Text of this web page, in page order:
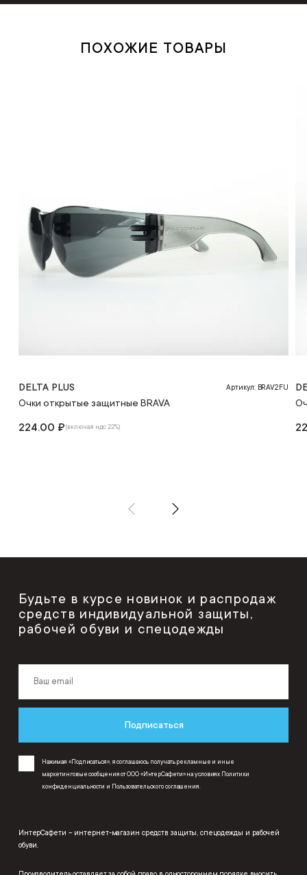
ПОХОЖИЕ ТОВАРЫ
DELTA PLUS Артикул: BRAV2FU
Очки открытые защитные BRAVA
224.00 ₽(включая ндс 22%)
Будьте в курсе новинок и распродаж
средств индивидуальной защиты,
рабочей обуви и спецодежды
Подписаться
Нажимая «Подписаться», я соглашаюсь получать рекламные и иные
маркетинговые сообщения от ООО «ИнтерСафети» на условиях Политики
конфиденциальности и Пользовательского соглашения.
ИнтерСафети – интернет-магазин средств защиты, спецодежды и рабочей
обуви.